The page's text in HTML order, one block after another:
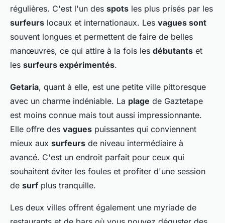
régulières. C'est l'un des spots les plus prisés par les
surfeurs locaux et internationaux. Les vagues sont
souvent longues et permettent de faire de belles
manœuvres, ce qui attire à la fois les débutants et
les surfeurs expérimentés.
Getaria, quant à elle, est une petite ville pittoresque
avec un charme indéniable. La plage de Gaztetape
est moins connue mais tout aussi impressionnante.
Elle offre des vagues puissantes qui conviennent
mieux aux surfeurs de niveau intermédiaire à
avancé. C'est un endroit parfait pour ceux qui
souhaitent éviter les foules et profiter d'une session
de surf plus tranquille.
Les deux villes offrent également une myriade de